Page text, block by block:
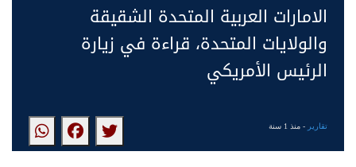
الامارات العربية المتحدة الشقيقة
والولايات المتحدة، قراءة في زيارة
الرئيس الأمريكي
تقارير - منذ 1 سنة